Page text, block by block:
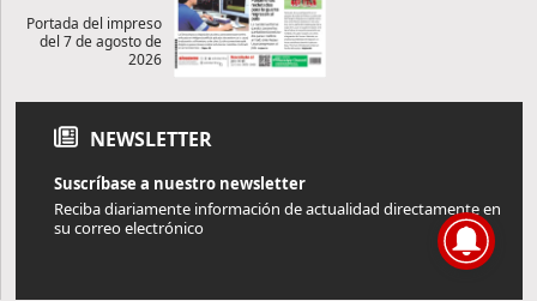
Portada del impreso
del 7 de agosto de
2026
NEWSLETTER
Suscríbase a nuestro newsletter
Reciba diariamente información de actualidad directamente en
su correo electrónico